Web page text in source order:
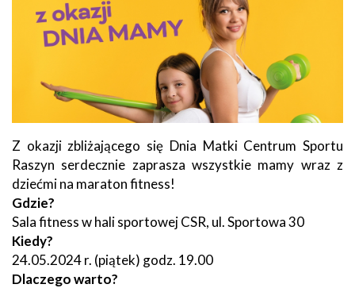
Z okazji zbliżającego się Dnia Matki Centrum Sportu
Raszyn serdecznie zaprasza wszystkie mamy wraz z
dziećmi na maraton fitness!
Gdzie?
Sala fitness w hali sportowej CSR, ul. Sportowa 30
Kiedy?
24.05.2024 r. (piątek) godz. 19.00
Dlaczego warto?